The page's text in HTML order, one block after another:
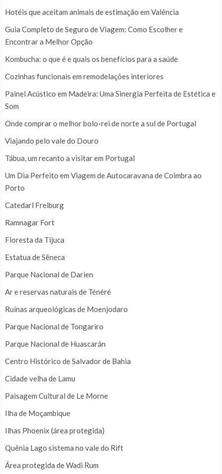
Hotéis que aceitam animais de estimação em Valência
Guia Completo de Seguro de Viagem: Como Escolher e
Encontrar a Melhor Opção
Kombucha: o que é e quais os benefícios para a saúde
Cozinhas funcionais em remodelações interiores
Painel Acústico em Madeira: Uma Sinergia Perfeita de Estética e
Som
Onde comprar o melhor bolo-rei de norte a sul de Portugal
Viajando pelo vale do Douro
Tábua, um recanto a visitar em Portugal
Um Dia Perfeito em Viagem de Autocaravana de Coimbra ao
Porto
Catedarl Freiburg
Ramnagar Fort
Floresta da Tijuca
Estatua de Sêneca
Parque Nacional de Darien
Ar e reservas naturais de Ténéré
Ruínas arqueológicas de Moenjodaro
Parque Nacional de Tongariro
Parque Nacional de Huascarán
Centro Histórico de Salvador de Bahia
Cidade velha de Lamu
Paisagem Cultural de Le Morne
Ilha de Moçambique
Ilhas Phoenix (área protegida)
Quênia Lago sistema no vale do Rift
Área protegida de Wadi Rum